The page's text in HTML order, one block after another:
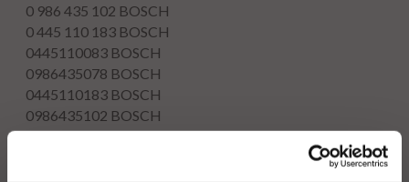
0 986 435 102 BOSCH
0 445 110 183 BOSCH
0445110083 BOSCH
0986435078 BOSCH
0445110183 BOSCH
0986435102 BOSCH
0445110316BOSCH
0445110331BOSCH